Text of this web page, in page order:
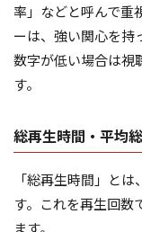
率」などと呼んで重
ーは、強い関心を持
数字が低い場合は視
す。
総再生時間・平均
「総再生時間」と
す。これを再生回数
ます。